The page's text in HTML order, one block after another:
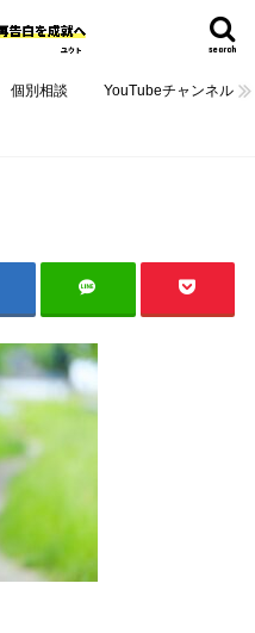
search
個別相談 YouTubeチャンネル